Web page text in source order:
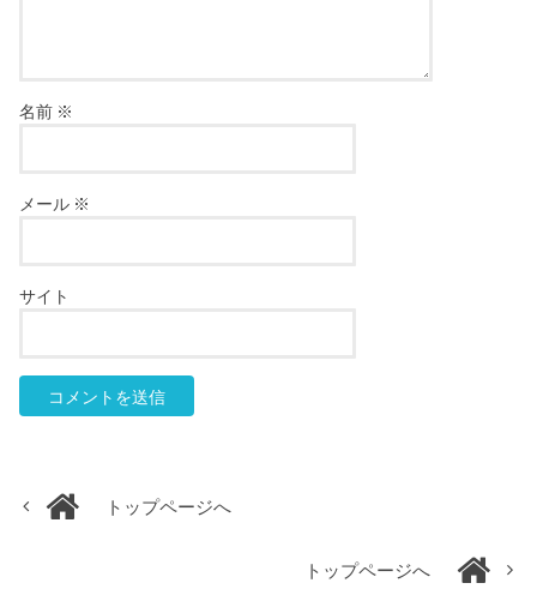
名前 ※
メール ※
サイト
トップページへ
トップページへ